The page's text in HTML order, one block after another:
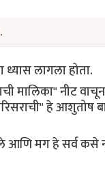
लागला होता.
मालिका" नीट
हे
आणि मग हे सर्व कसे